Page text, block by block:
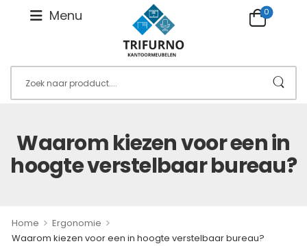
Menu 0
Waarom kiezen voor een in
hoogte verstelbaar bureau?
Home > Ergonomie >
Waarom kiezen voor een in hoogte verstelbaar bureau?